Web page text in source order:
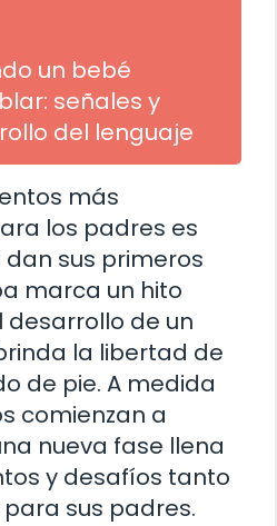
un bebé
señales y
del lenguaje
más
los padres es
sus primeros
marca un hito
de un
la libertad de
de pie. A medida
comienzan a
nueva fase llena
y desafíos tanto
sus padres.